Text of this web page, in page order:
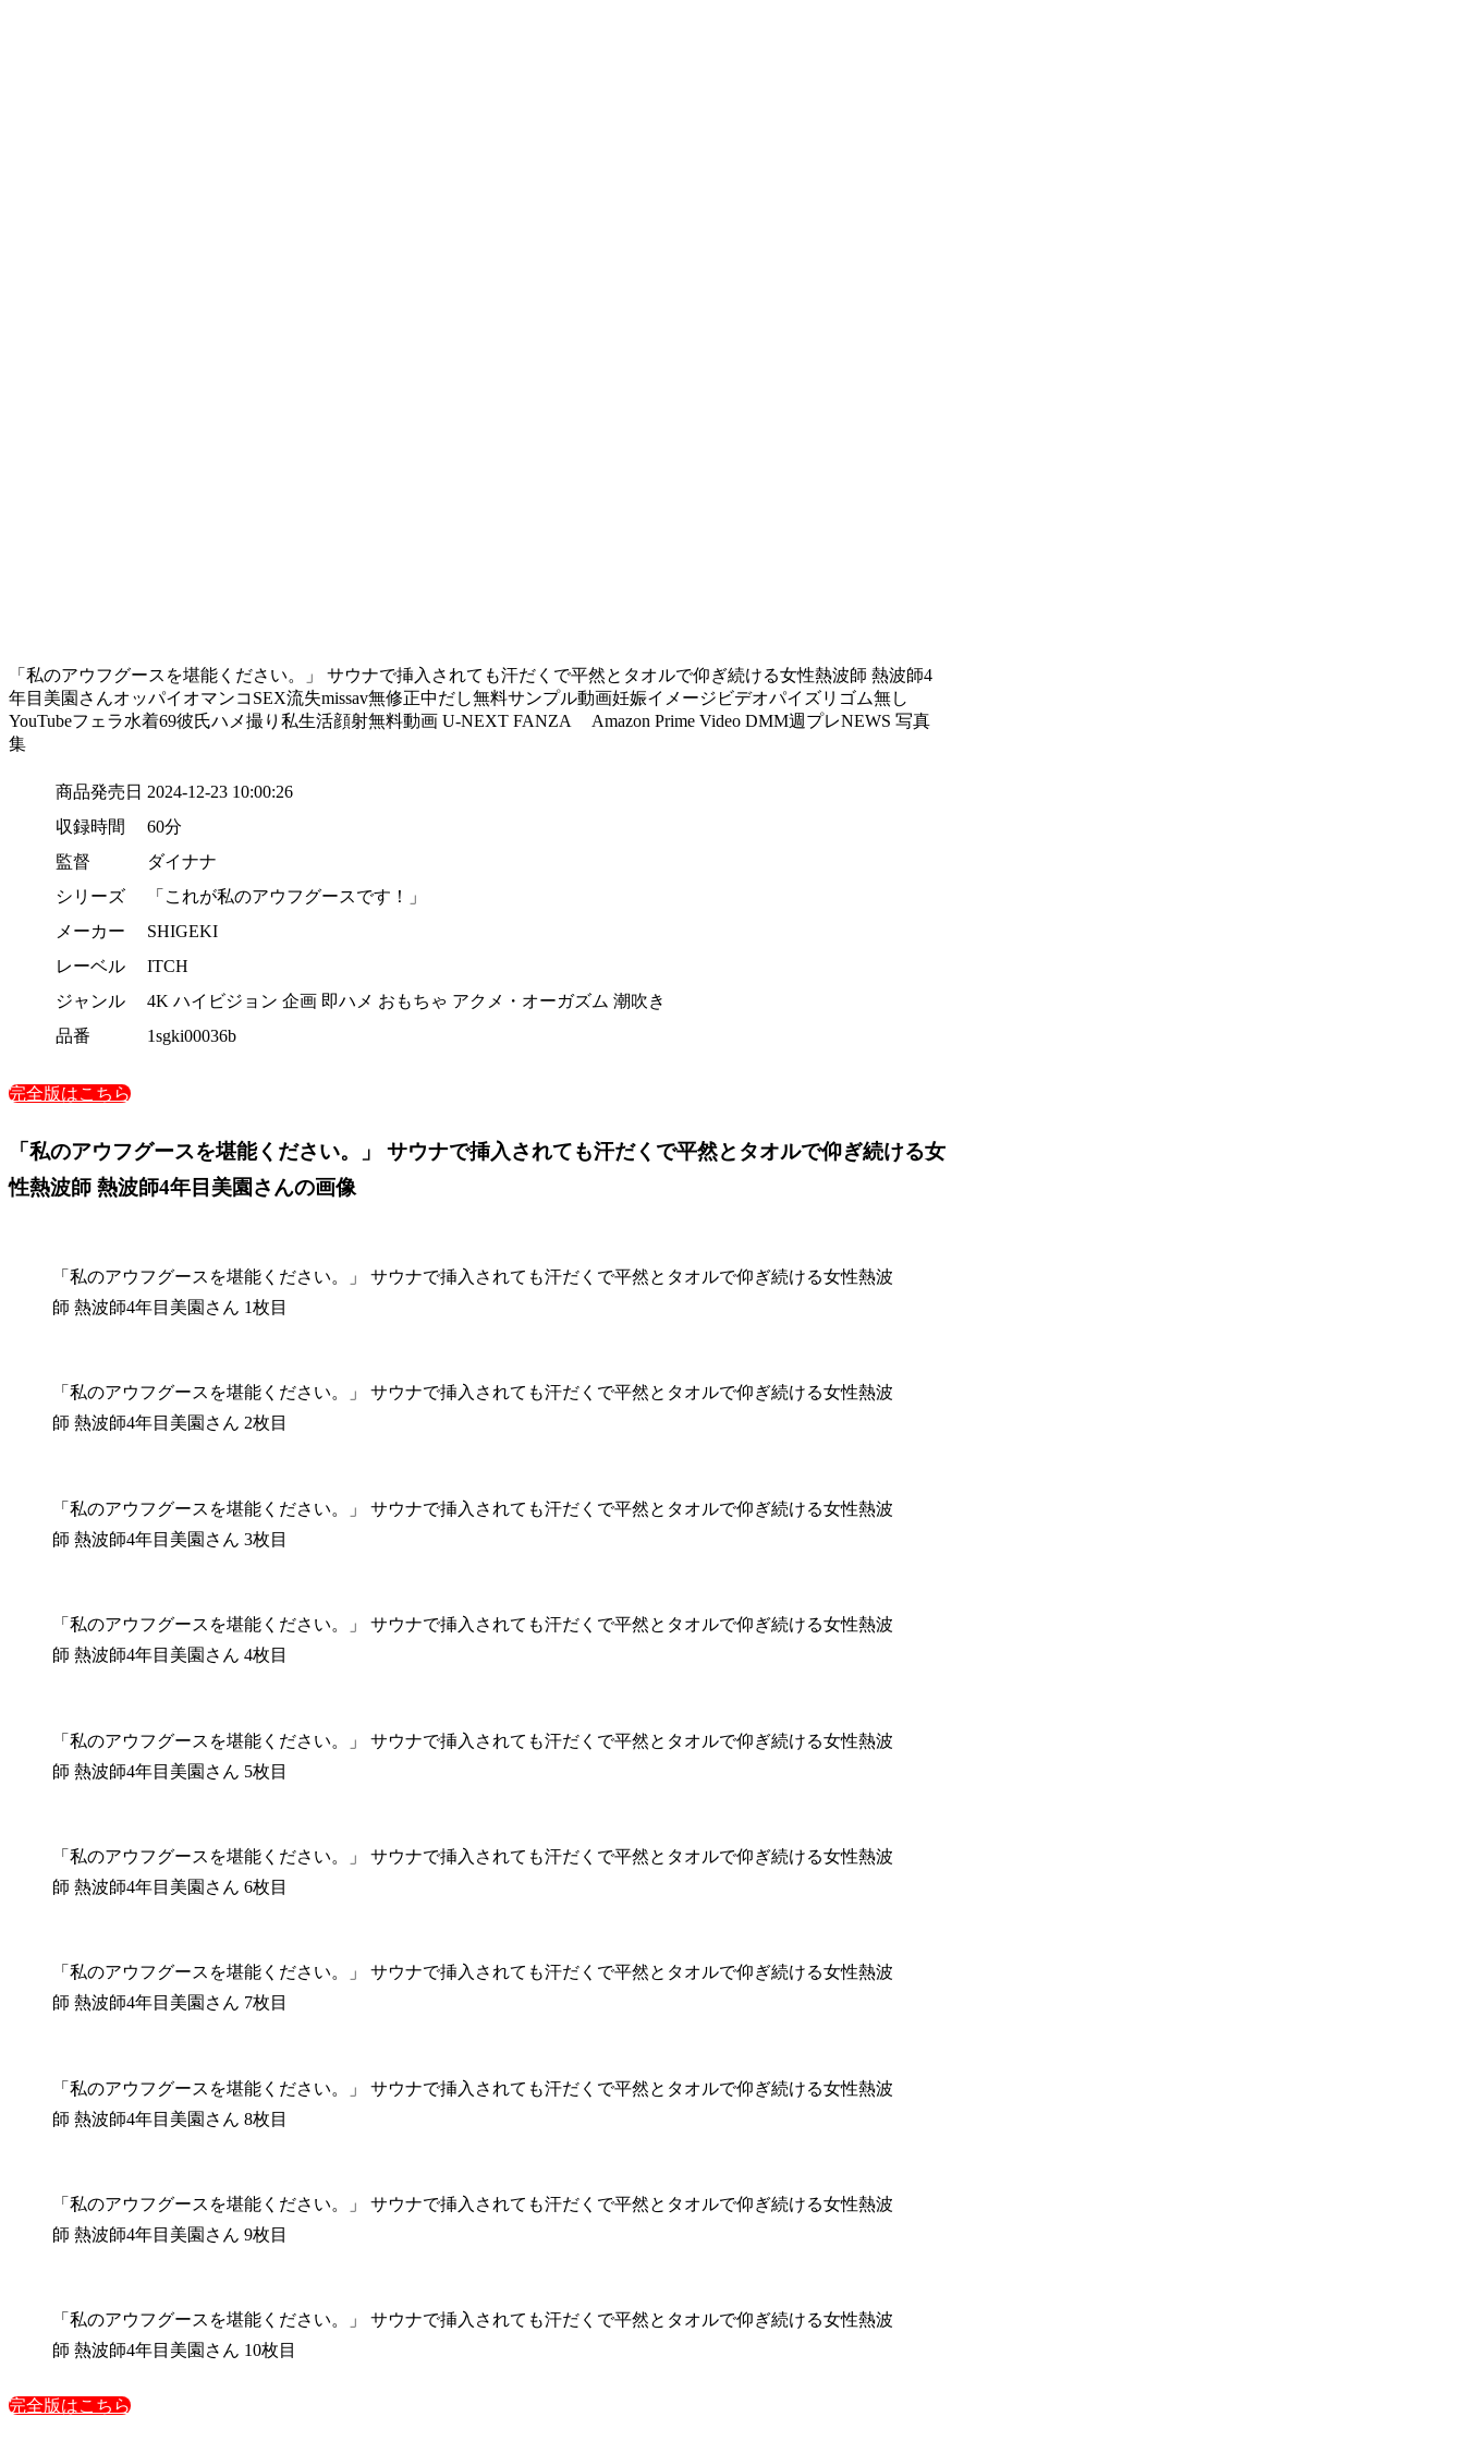
「私のアウフグースを堪能ください。」 サウナで挿入されても汗だくで平然とタオルで仰ぎ続ける女性熱波師 熱波師4
年目美園さんオッパイオマンコSEX流失missav無修正中だし無料サンプル動画妊娠イメージビデオパイズリゴム無し
YouTubeフェラ水着69彼氏ハメ撮り私生活顔射無料動画 U-NEXT FANZA Amazon Prime Video DMM週プレNEWS 写真
集
商品発売日 2024-12-23 10:00:26
収録時間
60分
監督
ダイナナ
シリーズ
「これが私のアウフグースです！」
メーカー
SHIGEKI
レーベル
ITCH
ジャンル
4K ハイビジョン 企画 即ハメ おもちゃ アクメ・オーガズム 潮吹き
品番
1sgki00036b
完全版はこちら
「私のアウフグースを堪能ください。」 サウナで挿入されても汗だくで平然とタオルで仰ぎ続ける女
性熱波師 熱波師4年目美園さんの画像
「私のアウフグースを堪能ください。」 サウナで挿入されても汗だくで平然とタオルで仰ぎ続ける女性熱波
師 熱波師4年目美園さん 1枚目
「私のアウフグースを堪能ください。」 サウナで挿入されても汗だくで平然とタオルで仰ぎ続ける女性熱波
師 熱波師4年目美園さん 2枚目
「私のアウフグースを堪能ください。」 サウナで挿入されても汗だくで平然とタオルで仰ぎ続ける女性熱波
師 熱波師4年目美園さん 3枚目
「私のアウフグースを堪能ください。」 サウナで挿入されても汗だくで平然とタオルで仰ぎ続ける女性熱波
師 熱波師4年目美園さん 4枚目
「私のアウフグースを堪能ください。」 サウナで挿入されても汗だくで平然とタオルで仰ぎ続ける女性熱波
師 熱波師4年目美園さん 5枚目
「私のアウフグースを堪能ください。」 サウナで挿入されても汗だくで平然とタオルで仰ぎ続ける女性熱波
師 熱波師4年目美園さん 6枚目
「私のアウフグースを堪能ください。」 サウナで挿入されても汗だくで平然とタオルで仰ぎ続ける女性熱波
師 熱波師4年目美園さん 7枚目
「私のアウフグースを堪能ください。」 サウナで挿入されても汗だくで平然とタオルで仰ぎ続ける女性熱波
師 熱波師4年目美園さん 8枚目
「私のアウフグースを堪能ください。」 サウナで挿入されても汗だくで平然とタオルで仰ぎ続ける女性熱波
師 熱波師4年目美園さん 9枚目
「私のアウフグースを堪能ください。」 サウナで挿入されても汗だくで平然とタオルで仰ぎ続ける女性熱波
師 熱波師4年目美園さん 10枚目
完全版はこちら